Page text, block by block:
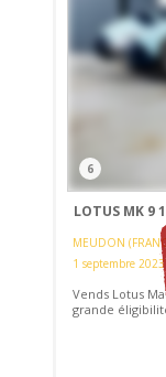
6
LOTUS MK 9
MEUDON
1 septembre 2023
Vends Lotus
grande